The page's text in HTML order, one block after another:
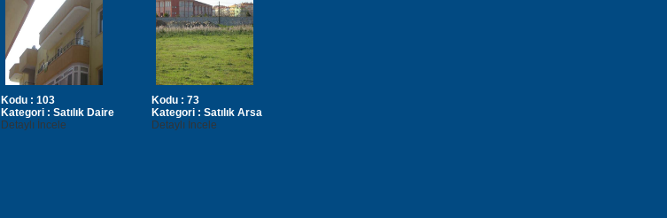
Kodu : 103
Kategori : Satılık Daire
Detaylı İncele
Kodu : 73
Kategori : Satılık Arsa
Detaylı İncele